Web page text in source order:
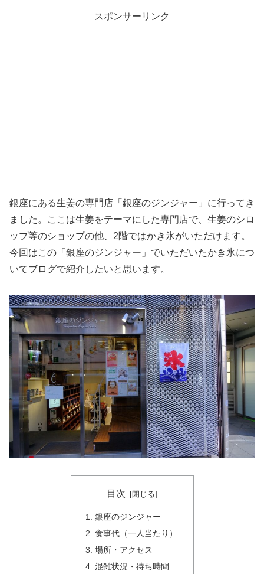
スポンサーリンク
銀座にある生姜の専門店「銀座のジンジャー」に行ってき
ました。ここは生姜をテーマにした専門店で、生姜のシロ
ップ等のショップの他、2階ではかき氷がいただけます。
今回はこの「銀座のジンジャー」でいただいたかき氷につ
いてブログで紹介したいと思います。
目次
銀座のジンジャー
食事代（一人当たり）
場所・アクセス
混雑状況・待ち時間